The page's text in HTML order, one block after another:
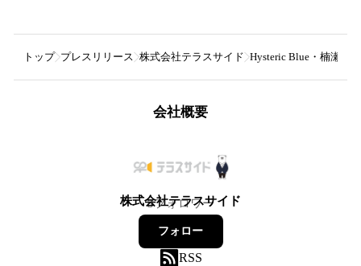
トップ プレスリリース 株式会社テラスサイド Hysteric Blue・楠瀬タ
会社概要
株式会社テラスサイド
3フォロワー
フォロー
RSS